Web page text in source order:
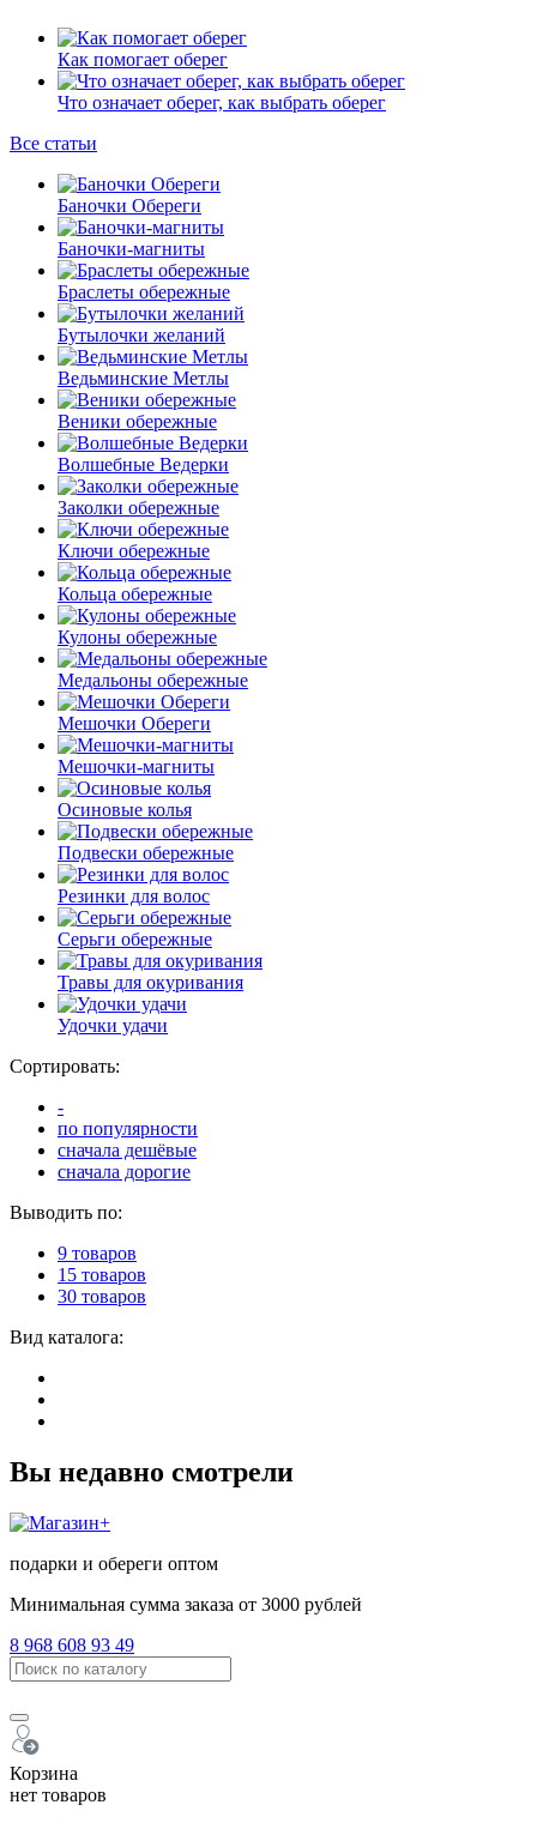
Как помогает оберег
Что означает оберег, как выбрать оберег
Все статьи
Баночки Обереги
Баночки-магниты
Браслеты обережные
Бутылочки желаний
Ведьминские Метлы
Веники обережные
Волшебные Ведерки
Заколки обережные
Ключи обережные
Кольца обережные
Кулоны обережные
Медальоны обережные
Мешочки Обереги
Мешочки-магниты
Осиновые колья
Подвески обережные
Резинки для волос
Серьги обережные
Травы для окуривания
Удочки удачи
Сортировать:
-
по популярности
сначала дешёвые
сначала дорогие
Выводить по:
9 товаров
15 товаров
30 товаров
Вид каталога:
Вы недавно смотрели
подарки и обереги оптом
Минимальная сумма заказа от 3000 рублей
8 968 608 93 49
Корзина
нет товаров